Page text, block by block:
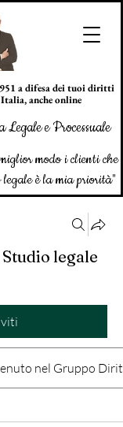
a difesa dei tuoi diritti
anche online
Legale e Processuale
modo i clienti che
è la mia priorità"
legale
nel Gruppo